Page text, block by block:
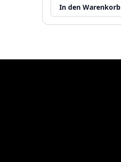
In den Warenkorb